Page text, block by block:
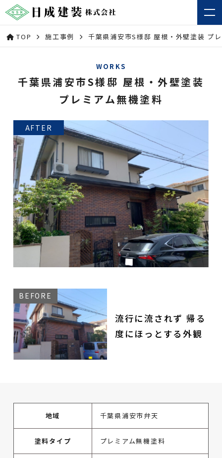
TOP 施工事例 千葉県浦安市S様邸 屋根・外壁塗装 プ
WORKS
千葉県浦安市S様邸 屋根・外壁塗装
プレミアム無機塗料
流行に流されず 帰る
度にほっとする外観
地域 千葉県浦安市弁天
塗料タイプ プレミアム無機塗料